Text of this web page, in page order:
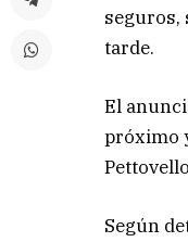
seguros,
tarde.
El
próximo
Según